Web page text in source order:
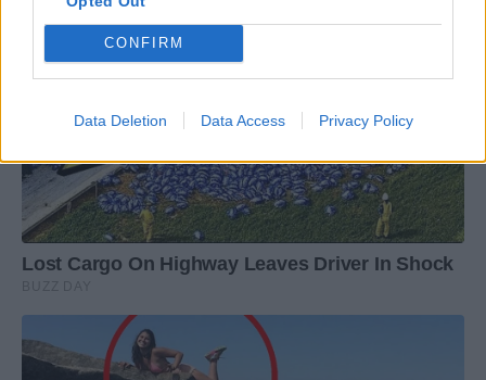
CONFIRM
Data Deletion Data Access Privacy Policy